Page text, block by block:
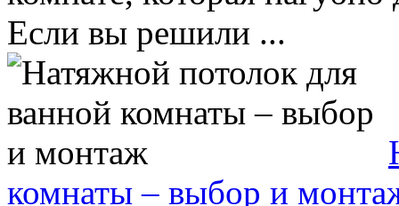
Если вы решили ...
комнаты – выбор и